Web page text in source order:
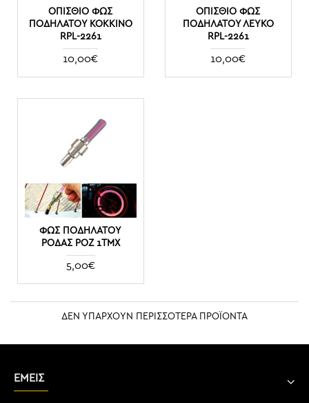
ΟΠΊΣΘΙΟ ΦΩΣ
ΠΟΔΗΛΆΤΟΥ ΚΌΚΚΙΝΟ
RPL-2261
10,00€
ΟΠΊΣΘΙΟ ΦΩΣ
ΠΟΔΗΛΆΤΟΥ ΛΕΥΚΌ
RPL-2261
10,00€
ΦΩΣ ΠΟΔΗΛΆΤΟΥ
ΡΌΔΑΣ ΡΟΖ 1ΤΜΧ
5,00€
ΔΕΝ ΥΠΑΡΧΟΥΝ ΠΕΡΙΣΣΟΤΕΡΑ ΠΡΟΪΟΝΤΑ
ΕΜΕΙΣ